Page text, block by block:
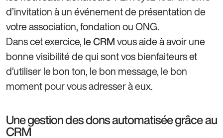
d’invitation à un événement de présentation de
votre association, fondation ou ONG.
Dans cet exercice, le CRM vous aide à avoir une
bonne visibilité de qui sont vos bienfaiteurs et
d’utiliser le bon ton, le bon message, le bon
moment pour vous adresser à eux.
Une gestion des dons automatisée grâce au
CRM